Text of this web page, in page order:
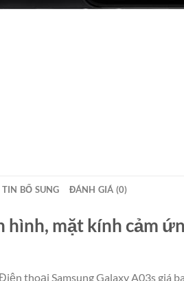
BỔ SUNG ĐÁNH GIÁ (0)
hình, mặt kính cảm
thoại Samsung Galaxy A03s giá